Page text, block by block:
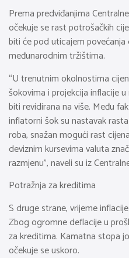
Prema predviđanjima
očekuje se rast potrošačkih
biti će pod uticajem povećanja
međunarodnim tržištima.
“U trenutnim okolnostima
šokovima i projekcija inflacije
biti revidirana na više. Među
inflatorni šok su nastavak
roba, snažan mogući rast
deviznim kursevima valuta
razmjenu”, naveli su iz
Potražnja za kreditima
S druge strane, vrijeme
Zbog ogromne deflacije u
za kreditima. Kamatna stopa
očekuje se uskoro.